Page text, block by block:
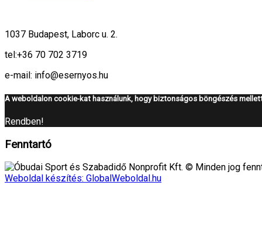
1037 Budapest, Laborc u. 2.
tel:+36 70 702 3719
e-mail: info@esernyos.hu
A weboldalon cookie-kat használunk, hogy biztonságos böngészés
Rendben!
Fenntartó
Óbudai Sport és Szabadidő Nonprofit Kft. © Minden jog
Weboldal készítés: GlobalWeboldal.hu